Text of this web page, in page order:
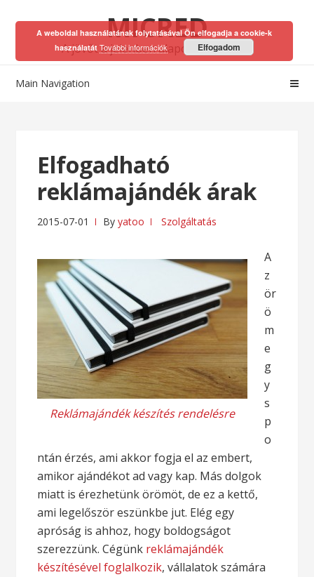
to
navigation
to
content
MICRED
A jövőt a jelenben alapozhatod meg!
Main Navigation
Elfogadható
reklámajándék árak
2015-07-01 Byyatoo Szolgáltatás
Reklámajándék készítés rendelésre
A
z
ör
ö
m
e
g
y
s
p
o
ntán érzés, ami akkor fogja el az embert,
amikor ajándékot ad vagy kap. Más dolgok
miatt is érezhetünk örömöt, de ez a kettő,
ami legelőször eszünkbe jut. Elég egy
apróság is ahhoz, hogy boldogságot
szerezzünk. Cégünk reklámajándék
készítésével foglalkozik, vállalatok számára
A weboldal használatának folytatásával Ön elfogadja a cookie-k
használatátTovábbi információk Elfogadom